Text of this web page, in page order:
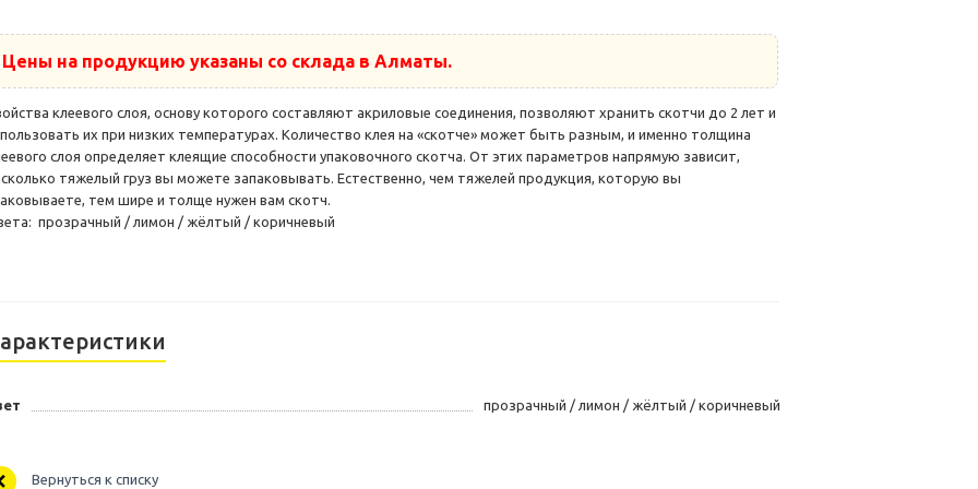
Цены на продукцию указаны со склада в Алматы.
клеевого слоя, основу которого составляют акриловые соединения, позволяют хранить скотчи до 2 лет и
их при низких температурах. Количество клея на «скотче» может быть разным, и именно толщина
слоя определяет клеящие способности упаковочного скотча. От этих параметров напрямую зависит,
тяжелый груз вы можете запаковывать. Естественно, чем тяжелей продукция, которую вы
тем шире и толще нужен вам скотч.
прозрачный / лимон / жёлтый / коричневый
прозрачный / лимон / жёлтый / коричневый
Вернуться к списку